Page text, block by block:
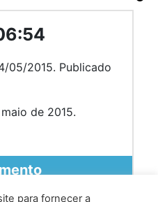
05/2015. Publicado
de 2015.
para fornecer a